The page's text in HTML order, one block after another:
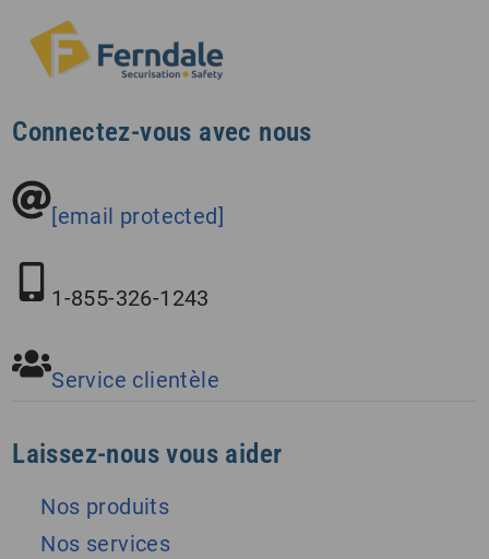
Connectez-vous avec nous
[email protected]
1-855-326-1243
Service clientèle
Laissez-nous vous aider
Nos produits
Nos services